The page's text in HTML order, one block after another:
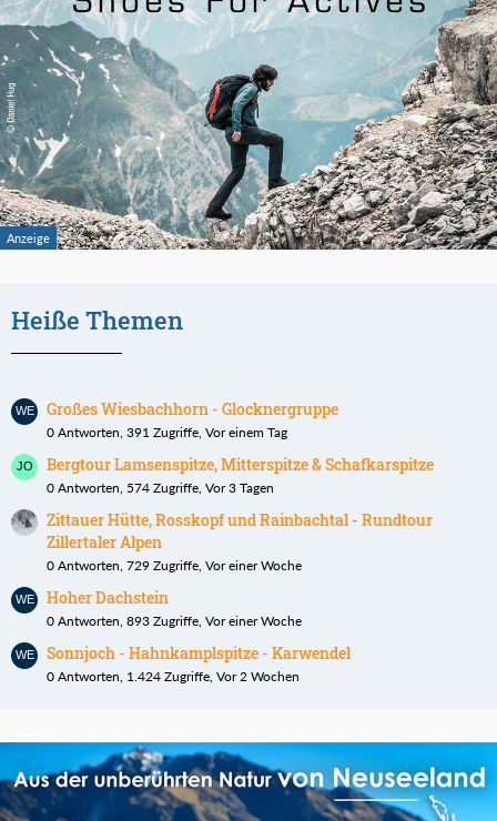
Heiße Themen
Großes Wiesbachhorn - Glocknergruppe
0 Antworten, 391 Zugriffe, Vor einem Tag
Bergtour Lamsenspitze, Mitterspitze & Schafkarspitze
0 Antworten, 574 Zugriffe, Vor 3 Tagen
Zittauer Hütte, Rosskopf und Rainbachtal - Rundtour
Zillertaler Alpen
0 Antworten, 729 Zugriffe, Vor einer Woche
Hoher Dachstein
0 Antworten, 893 Zugriffe, Vor einer Woche
Sonnjoch - Hahnkamplspitze - Karwendel
0 Antworten, 1.424 Zugriffe, Vor 2 Wochen